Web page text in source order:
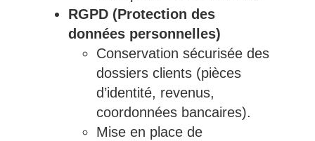
RGPD (Protection des
données personnelles)
Conservation sécurisée des
dossiers clients (pièces
d’identité, revenus,
coordonnées bancaires).
Mise en place de